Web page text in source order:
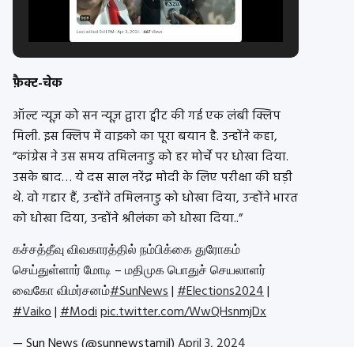
फ़ैक्ट-चेक
ऑल्ट न्यूज़ को सन न्यूज़ द्वारा ट्वीट की गई एक लंबी क्लिप
मिली. इस क्लिप में वाइको का पूरा बयान है. उन्होंने कहा,
”कांग्रेस ने उस समय तमिलनाडु को हर मोर्चे पर धोखा दिया.
उसके बाद… ये दस साल नरेंद्र मोदी के लिए परीक्षा की घड़ी
थे. वो गद्दार हैं, उन्होंने तमिलनाडु को धोखा दिया, उन्होंने भारत
को धोखा दिया, उन्होंने श्रीलंका को धोखा दिया..”
கச்சத்தீவு விவகாரத்தில் நம்பிக்கை துரோகம்
செய்துள்ளார் மோடி – மதிமுக பொதுச் செயலாளர்
வைகோ விமர்சனம்#SunNews|#Elections2024|
#Vaiko|#Modipic.twitter.com/WwQHsnmjDx